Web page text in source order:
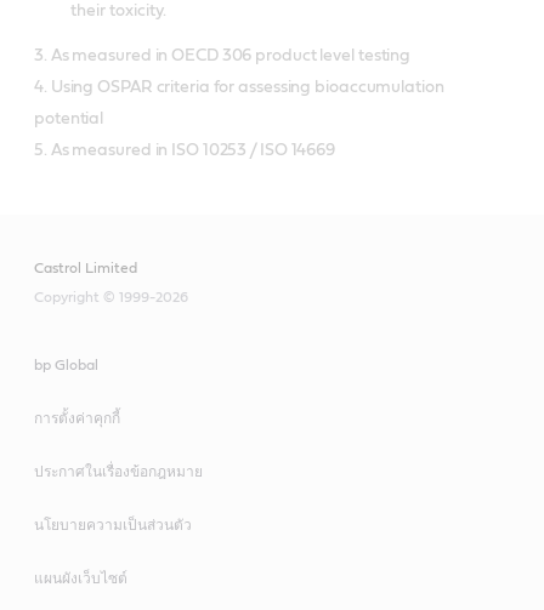
their toxicity.
3. As measured in OECD 306 product level testing
4. Using OSPAR criteria for assessing bioaccumulation
potential
5. As measured in ISO 10253 / ISO 14669
Castrol Limited
Copyright © 1999-2026
bp Global
การตั้งค่าคุกกี้
ประกาศในเรื่องข้อกฎหมาย
นโยบายความเป็นส่วนตัว
แผนผังเว็บไซต์